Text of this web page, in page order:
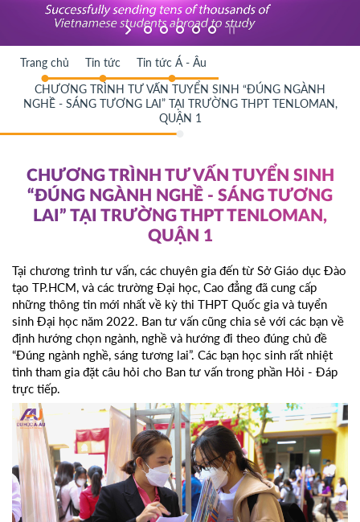
Trang chủ Tin tức Tin tức Á - Âu
CHƯƠNG TRÌNH TƯ VẤN TUYỂN SINH “ĐÚNG NGÀNH
NGHỀ - SÁNG TƯƠNG LAI” TẠI TRƯỜNG THPT TENLOMAN,
QUẬN 1
CHƯƠNG TRÌNH TƯ VẤN TUYỂN SINH
“ĐÚNG NGÀNH NGHỀ - SÁNG TƯƠNG
LAI” TẠI TRƯỜNG THPT TENLOMAN,
QUẬN 1
Tại chương trình tư vấn, các chuyên gia đến từ Sở Giáo dục Đào
tạo TP.HCM, và các trường Đại học, Cao đẳng đã cung cấp
những thông tin mới nhất về kỳ thi THPT Quốc gia và tuyển
sinh Đại học năm 2022. Ban tư vấn cũng chia sẻ với các bạn về
định hướng chọn ngành, nghề và hướng đi theo đúng chủ đề
“Đúng ngành nghề, sáng tương lai”. Các bạn học sinh rất nhiệt
tình tham gia đặt câu hỏi cho Ban tư vấn trong phần Hỏi - Đáp
trực tiếp.